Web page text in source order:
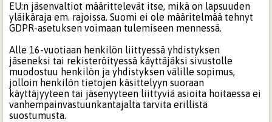
EU:n jäsenvaltiot määrittelevät itse, mikä on lapsuuden
yläikäraja em. rajoissa. Suomi ei ole määritelmää tehnyt
GDPR-asetuksen voimaan tulemiseen mennessä.
Alle 16-vuotiaan henkilön liittyessä yhdistyksen
jäseneksi tai rekisteröityessä käyttäjäksi sivustolle
muodostuu henkilön ja yhdistyksen välille sopimus,
jolloin henkilön tietojen käsittelyyn suoraan
käyttäjyyteen tai jäsenyyteen liittyviä asioita hoitaessa ei
vanhempainvastuunkantajalta tarvita erillistä
suostumusta.